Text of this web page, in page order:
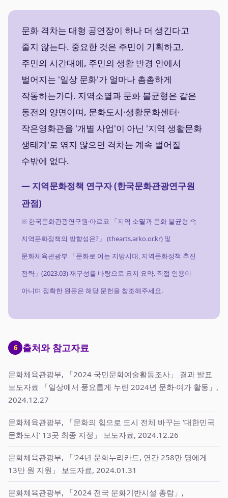
문화 격차는 대형 공연장이 하나 더 생긴다고
줄지 않는다. 중요한 것은 주민이 기획하고,
주민의 시간대에, 주민의 생활 반경 안에서
벌어지는 '일상 문화'가 얼마나 촘촘하게
작동하는가다. 지역소멸과 문화 불균형은 같은
동전의 양면이며, 문화도시·생활문화센터·
작은영화관을 '개별 사업'이 아닌 '지역 생활문화
생태계'로 엮지 않으면 격차는 계속 벌어질
수밖에 없다.
— 지역문화정책 연구자 (한국문화관광연구원
관점)
※ 한국문화관광연구원·아르코 「지역 소멸과 문화 불균형 속
지역문화정책의 방향성은?」 (thearts.arko.or.kr) 및
문화체육관광부 「문화로 여는 지방시대, 지역문화정책 추진
전략」(2023.03) 재구성를 바탕으로 요지 요약. 직접 인용이
아니며 정확한 원문은 해당 문헌을 참조해주세요.
6 출처와 참고자료
문화체육관광부, 「2024 국민문화예술활동조사」 결과 발표
보도자료 「일상에서 풍요롭게 누린 2024년 문화·여가 활동」,
2024.12.27
문화체육관광부, 「문화의 힘으로 도시 전체 바꾸는 '대한민국
문화도시' 13곳 최종 지정」 보도자료, 2024.12.26
문화체육관광부, 「'24년 문화누리카드, 연간 258만 명에게
13만 원 지원」 보도자료, 2024.01.31
문화체육관광부, 「2024 전국 문화기반시설 총람」,